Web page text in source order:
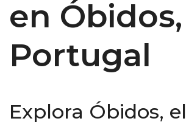
en Óbidos,
Portugal
Explora Óbidos, el